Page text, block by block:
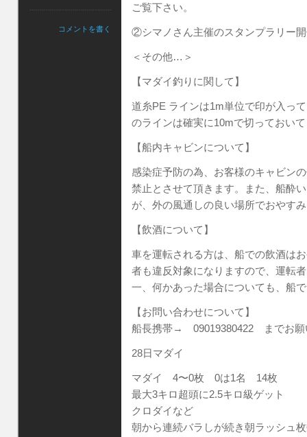
ご覧下さい。
②シマノさん主催のスタンプラリー
＜その他…＞
【マダイ釣りに関して】
道糸PE ラインは1m単位で印が入っ
のラインは確実に10mで切っておい
【船内キャビンについて】
感染症予防の為、お客様のキャビン
禁止とさせて頂きます。また、船酔
が、外の風通しの良い場所でおやす
【飲酒について】
車を運転される方は、船での飲酒は
者も違反対象になりますので、運転
一、何かあった場合についても、船
【お問い合わせについて】
船長携帯→ 09019380422 までお願
28日マダイ
マダイ 4〜0枚 0は1名 14枚
最大3キロ超頭に2.5キロ級ゲット
クロダイなど
朝から連続バラしが続き朝ラッシュ
コメントを書く